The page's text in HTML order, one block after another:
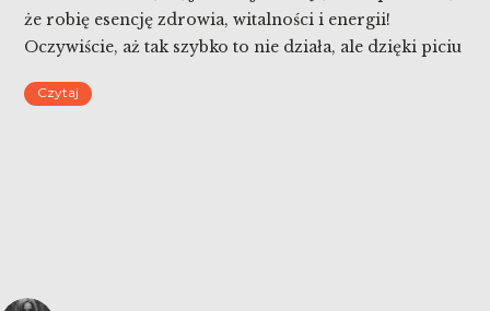
że robię esencję zdrowia, witalności i energii!
Oczywiście, aż tak szybko to nie działa, ale dzięki piciu
Czym różnią się między sobą soki i koktajle? Które są
Czytaj